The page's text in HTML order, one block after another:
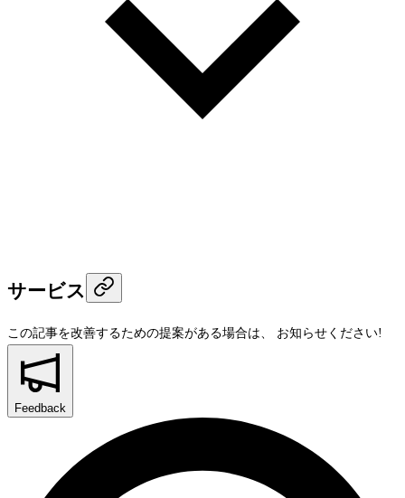
サービス
この記事を改善するための提案がある場合は、 お知らせください!
Feedback